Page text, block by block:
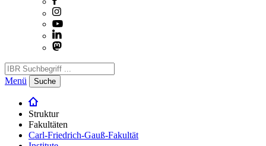
Menü Suche
Struktur
Fakultäten
Carl-Friedrich-Gauß-Fakultät